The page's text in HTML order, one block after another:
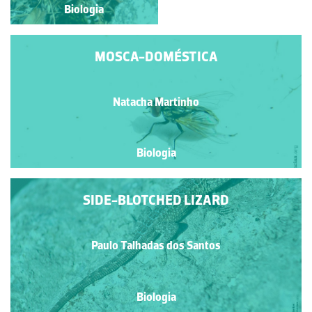
Biologia
MOSCA-DOMÉSTICA
Natacha Martinho
Biologia
SIDE-BLOTCHED LIZARD
Paulo Talhadas dos Santos
Biologia
Biologia